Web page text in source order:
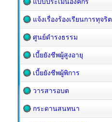
แจ้งเรื่องร้องเรียนการทุจริต
ศูนย์ดำรงธรรม
เบี้ยยังชีพผู้สูงอายุ
เบี้ยยังชีพผู้พิการ
วารสารอบต
กระดานสนทนา